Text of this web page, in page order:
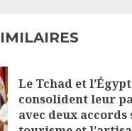
Le Tchad et
consolident leur
avec deux accords